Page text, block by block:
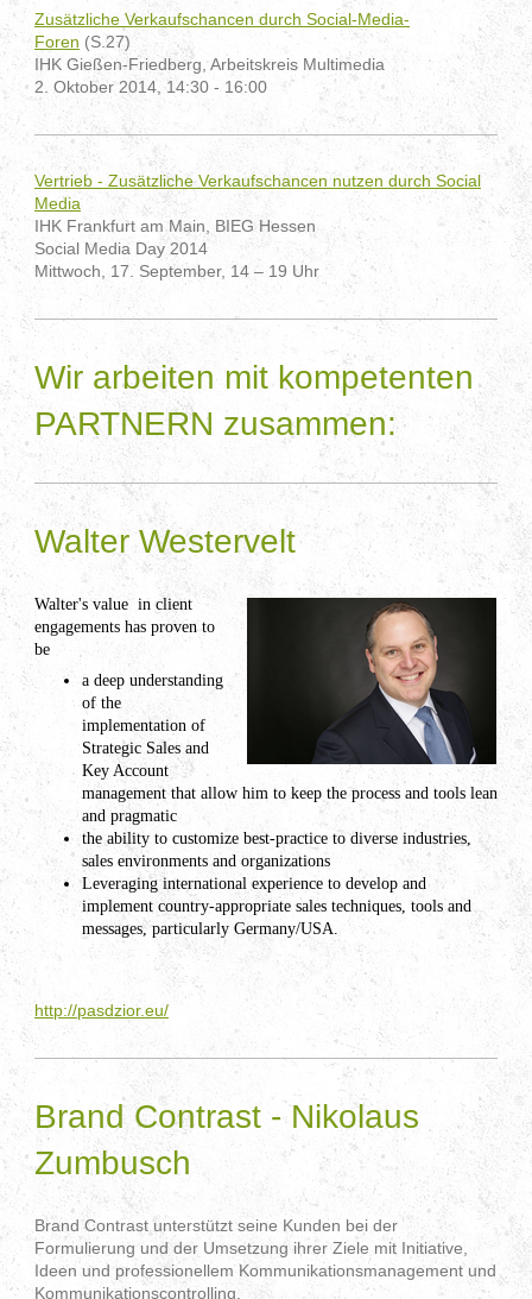
Zusätzliche Verkaufschancen durch Social-Media-
Foren (S.27)
IHK Gießen-Friedberg, Arbeitskreis Multimedia
2. Oktober 2014, 14:30 - 16:00
Vertrieb - Zusätzliche Verkaufschancen nutzen durch Social
Media
IHK Frankfurt am Main, BIEG Hessen
Social Media Day 2014
Mittwoch, 17. September, 14 – 19 Uhr
Wir arbeiten mit kompetenten
PARTNERN zusammen:
Walter Westervelt
Walter's value in client
engagements has proven to
be
a deep understanding
of the
implementation of
Strategic Sales and
Key Account
management that allow him to keep the process and tools lean
and pragmatic
the ability to customize best-practice to diverse industries,
sales environments and organizations
Leveraging international experience to develop and
implement country-appropriate sales techniques, tools and
messages, particularly Germany/USA.
http://pasdzior.eu/
Brand Contrast - Nikolaus
Zumbusch
Brand Contrast unterstützt seine Kunden bei der
Formulierung und der Umsetzung ihrer Ziele mit Initiative,
Ideen und professionellem Kommunikationsmanagement und
Kommunikationscontrolling.